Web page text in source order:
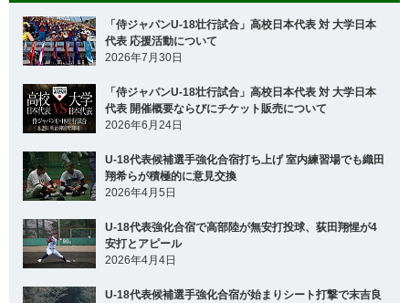
「侍ジャパンU-18壮行試合」高校日本代表 対 大学日本
代表 応援活動について
2026年7月30日
「侍ジャパンU-18壮行試合」高校日本代表 対 大学日本
代表 開催概要ならびにチケット販売について
2026年6月24日
U-18代表候補選手強化合宿打ち上げ 室内練習場でも織田
翔希らが積極的に意見交換
2026年4月5日
U-18代表強化合宿で高部陸が無安打投球、荻田翔惺が4
安打とアピール
2026年4月4日
U-18代表候補選手強化合宿が始まりシート打撃で末吉良